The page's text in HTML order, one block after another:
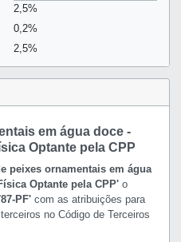
2,5%
0,2%
2,5%
em água doce -
Optante pela CPP
peixes ornamentais em água
Optante pela CPP'o
PF'com as atribuições para
no Código de Terceiros